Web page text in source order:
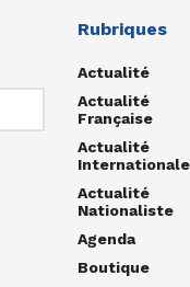
Rubriques
Actualité
Actualité
Française
Actualité
Internationale
Actualité
Nationaliste
Agenda
Boutique